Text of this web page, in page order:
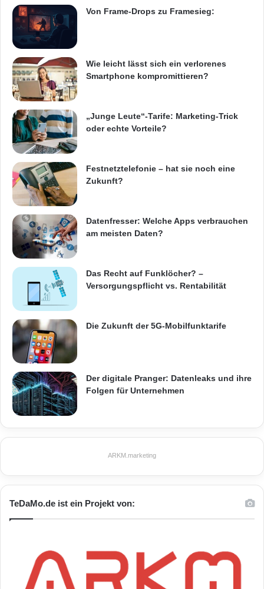
Von Frame-Drops zu Framesieg:
Wie leicht lässt sich ein verlorenes
Smartphone kompromittieren?
„Junge Leute“-Tarife: Marketing-Trick
oder echte Vorteile?
Festnetztelefonie – hat sie noch eine
Zukunft?
Datenfresser: Welche Apps verbrauchen
am meisten Daten?
Das Recht auf Funklöcher? –
Versorgungspflicht vs. Rentabilität
Die Zukunft der 5G-Mobilfunktarife
Der digitale Pranger: Datenleaks und ihre
Folgen für Unternehmen
ARKM.marketing
TeDaMo.de ist ein Projekt von: